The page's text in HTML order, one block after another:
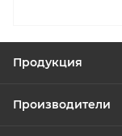
Продукция
Производители